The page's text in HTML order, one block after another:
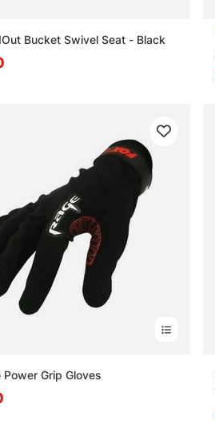
Bucket Swivel Seat - Black
Power Grip Gloves